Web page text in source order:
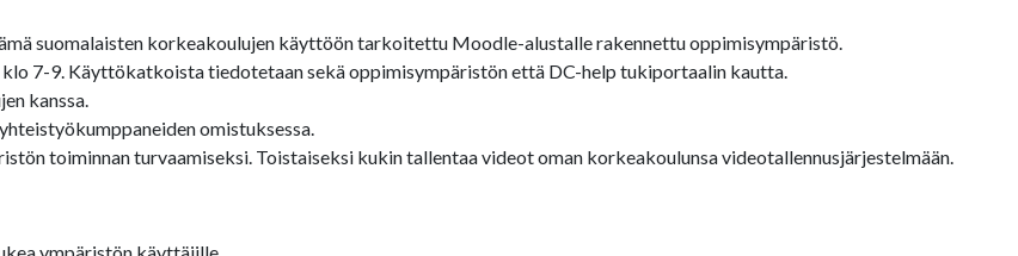
suomalaisten korkeakoulujen käyttöön tarkoitettu Moodle-alustalle rakennettu oppimisympäristö.
klo 7-9. Käyttökatkoista tiedotetaan sekä oppimisympäristön että DC-help tukiportaalin kautta.
kanssa.
omistuksessa.
toiminnan turvaamiseksi. Toistaiseksi kukin tallentaa videot oman korkeakoulunsa videotallennusjärjestelmään.